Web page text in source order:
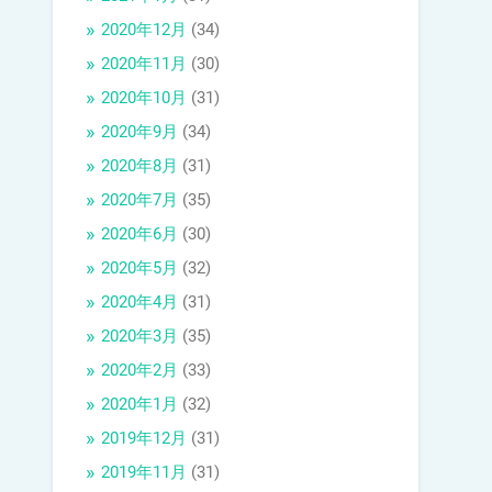
2020年12月 (34)
2020年11月 (30)
2020年10月 (31)
2020年9月 (34)
2020年8月 (31)
2020年7月 (35)
2020年6月 (30)
2020年5月 (32)
2020年4月 (31)
2020年3月 (35)
2020年2月 (33)
2020年1月 (32)
2019年12月 (31)
2019年11月 (31)